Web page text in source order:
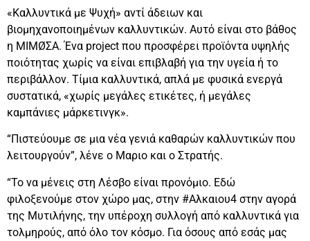
«Καλλυντικά με Ψυχή» αντί άδειων και
βιομηχανοποιημένων καλλυντικών. Αυτό είναι στο βάθος
η MIMØΣΑ. Ένα project που προσφέρει προϊόντα υψηλής
ποιότητας χωρίς να είναι επιβλαβή για την υγεία ή το
περιβάλλον. Τίμια καλλυντικά, απλά με φυσικά ενεργά
συστατικά, «χωρίς μεγάλες ετικέτες, ή μεγάλες
καμπάνιες μάρκετινγκ».
“Πιστεύουμε σε μια νέα γενιά καθαρών καλλυντικών που
λειτουργούν”, λένε ο Μαριο και ο Στρατής.
“Το να μένεις στη Λέσβο είναι προνόμιο. Εδώ
φιλοξενούμε στον χώρο μας, στην #Αλκαιου4 στην αγορά
της Μυτιλήνης, την υπέροχη συλλογή από καλλυντικά για
τολμηρούς, από όλο τον κόσμο. Για όσους από εσάς μας